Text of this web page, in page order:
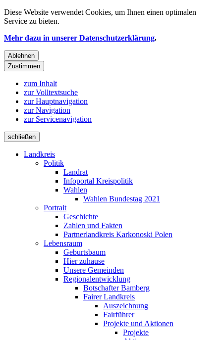
Diese Website verwendet Cookies, um Ihnen einen optimalen
Service zu bieten.
Mehr dazu in unserer Datenschutzerklärung.
Ablehnen
Zustimmen
zum Inhalt
zur Volltextsuche
zur Hauptnavigation
zur Navigation
zur Servicenavigation
schließen
Landkreis
Politik
Landrat
Infoportal Kreispolitik
Wahlen
Wahlen Bundestag 2021
Portrait
Geschichte
Zahlen und Fakten
Partnerlandkreis Karkonoski Polen
Lebensraum
Geburtsbaum
Hier zuhause
Unsere Gemeinden
Regionalentwicklung
Botschafter Bamberg
Fairer Landkreis
Auszeichnung
Fairführer
Projekte und Aktionen
Projekte